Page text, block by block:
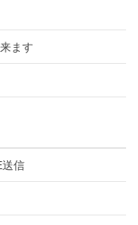
ます
送信